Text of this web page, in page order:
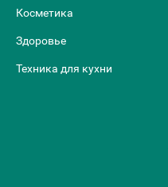
Косметика
Здоровье
Техника для кухни